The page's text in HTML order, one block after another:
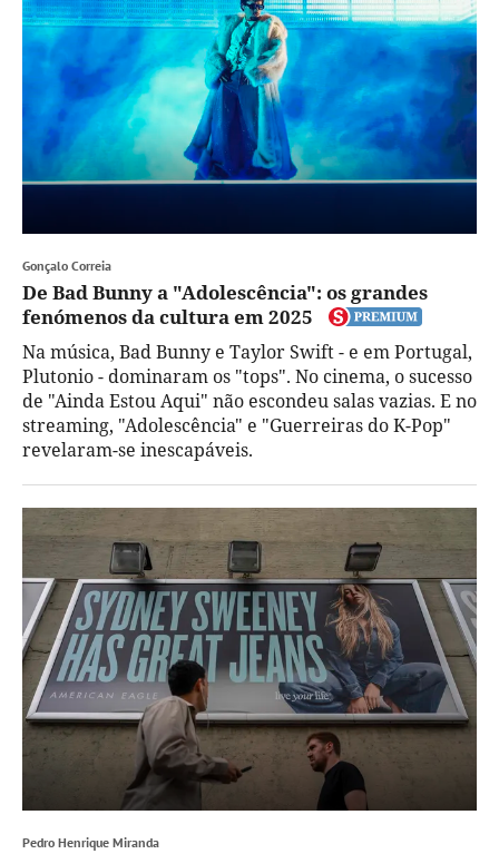
Gonçalo Correia
De Bad Bunny a "Adolescência": os grandes
fenómenos da cultura em 2025
Na música, Bad Bunny e Taylor Swift - e em Portugal,
Plutonio - dominaram os "tops". No cinema, o sucesso
de "Ainda Estou Aqui" não escondeu salas vazias. E no
streaming, "Adolescência" e "Guerreiras do K-Pop"
revelaram-se inescapáveis.
Pedro Henrique Miranda